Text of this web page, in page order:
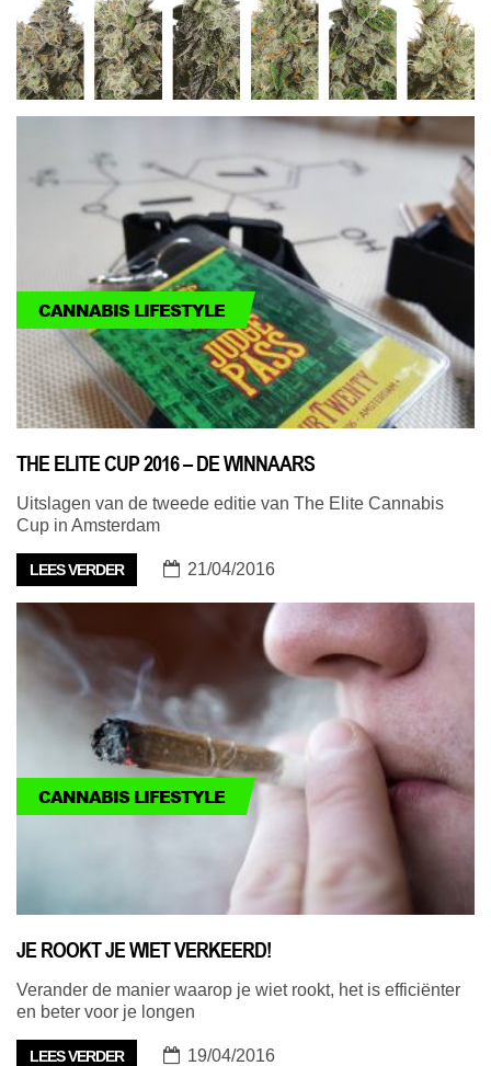
CANNABIS LIFESTYLE
THE ELITE CUP 2016 – DE WINNAARS
Uitslagen van de tweede editie van The Elite Cannabis
Cup in Amsterdam
LEES VERDER 21/04/2016
CANNABIS LIFESTYLE
JE ROOKT JE WIET VERKEERD!
Verander de manier waarop je wiet rookt, het is efficiënter
en beter voor je longen
LEES VERDER 19/04/2016